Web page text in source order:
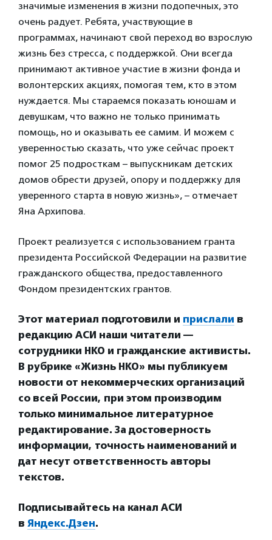
значимые изменения в жизни подопечных, это
очень радует. Ребята, участвующие в
программах, начинают свой переход во взрослую
жизнь без стресса, с поддержкой. Они всегда
принимают активное участие в жизни фонда и
волонтерских акциях, помогая тем, кто в этом
нуждается. Мы стараемся показать юношам и
девушкам, что важно не только принимать
помощь, но и оказывать ее самим. И можем с
уверенностью сказать, что уже сейчас проект
помог 25 подросткам – выпускникам детских
домов обрести друзей, опору и поддержку для
уверенного старта в новую жизнь», – отмечает
Яна Архипова.
Проект реализуется с использованием гранта
президента Российской Федерации на развитие
гражданского общества, предоставленного
Фондом президентских грантов.
Этот материал подготовили и прислали в
редакцию АСИ наши читатели —
сотрудники НКО и гражданские активисты.
В рубрике «Жизнь НКО» мы публикуем
новости от некоммерческих организаций
со всей России, при этом производим
только минимальное литературное
редактирование. За достоверность
информации, точность наименований и
дат несут ответственность авторы
текстов.
Подписывайтесь на канал АСИ
в Яндекс.Дзен.